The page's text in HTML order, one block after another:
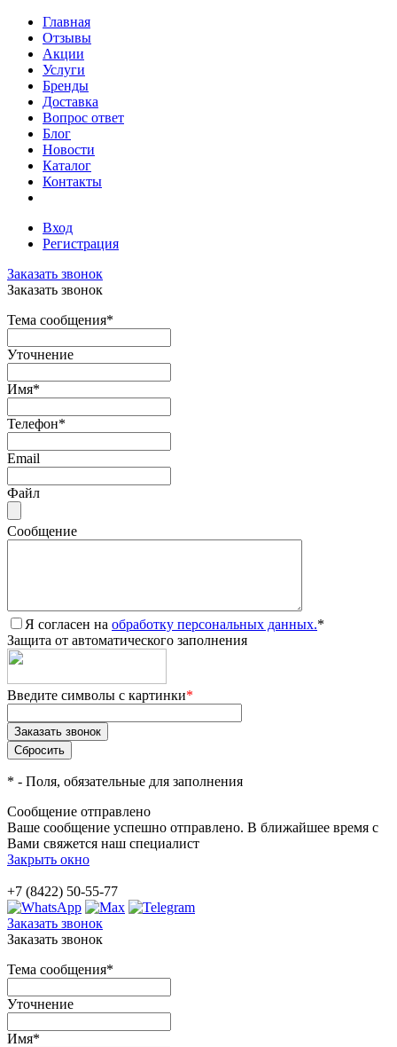
Главная
Отзывы
Акции
Услуги
Бренды
Доставка
Вопрос ответ
Блог
Новости
Каталог
Контакты
Вход
Регистрация
Заказать звонок
Заказать звонок
Тема сообщения*
Уточнение
Имя*
Телефон*
Email
Файл
Сообщение
Я согласен на обработку персональных данных.*
Защита от автоматического заполнения
Введите символы с картинки*
* - Поля, обязательные для заполнения
Сообщение отправлено
Ваше сообщение успешно отправлено. В ближайшее время с
Вами свяжется наш специалист
Закрыть окно
+7 (8422) 50-55-77
Заказать звонок
Заказать звонок
Тема сообщения*
Уточнение
Имя*